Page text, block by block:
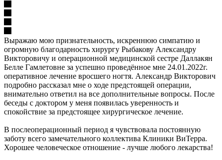
Выражаю мою признательность, искреннюю симпатию и
огромную благодарность хирургу Рыбакову Александру
Викторовичу и операционной медицинской сестре Даллакян
Белле Гамлетовне за успешно проведённое мне 24.01.2022г.
оперативное лечение вросшего ногтя. Александр Викторович
подробно рассказал мне о ходе предстоящей операции,
внимательно ответил на все дополнительные вопросы. После
беседы с доктором у меня появилась уверенность и
спокойствие за предстоящее хирургическое лечение.
В послеоперационный период я чувствовала постоянную
заботу всего замечательного коллектива Клиники ВиТерра.
Хорошее человеческое отношение - лучше любого лекарства!